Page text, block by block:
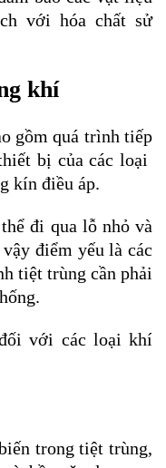
với hóa chất sử
khí
gồm quá trình tiếp
bị của các loại
kín điều áp.
đi qua lỗ nhỏ và
điểm yếu là các
tiệt trùng cần phải
với các loại khí
trong tiệt trùng,